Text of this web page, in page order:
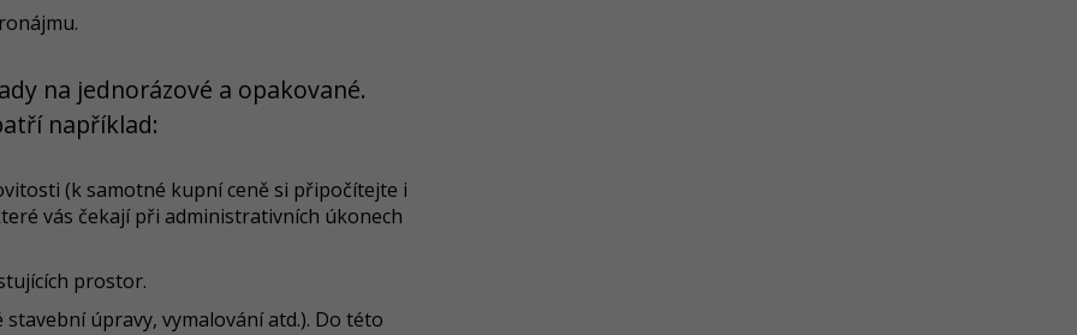
na jednorázové a opakované.
například:
(k samotné kupní ceně si připočítejte i
vás čekají při administrativních úkonech
prostor.
úpravy, vymalování atd.). Do této